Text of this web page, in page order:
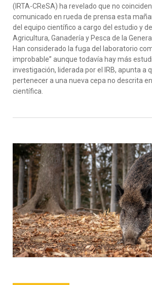
( IRTA-CReSA) ha revelado que no
comunicado en rueda de prensa esta
del equipo científico a cargo del estudio y
Agricultura, Ganadería y Pesca de la
Han considerado la fuga del laboratorio
improbable” aunque todavía hay más
investigación, liderada por el IRB, apunta a
pertenecer a una nueva cepa no descrita
científica.